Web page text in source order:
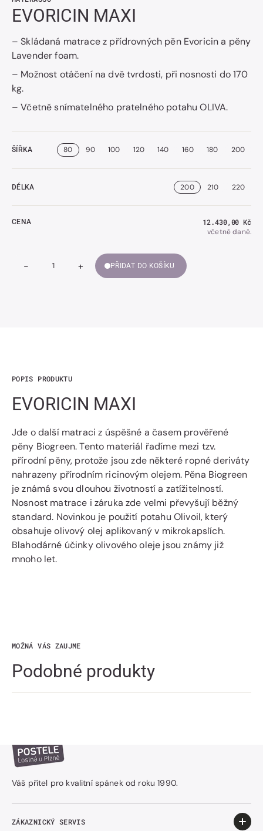
EVORICIN MAXI
– Skládaná matrace z přídrovných pěn Evoricin a pěny
Lavender foam.
– Možnost otáčení na dvě tvrdosti, při nosnosti do 170
kg.
– Včetně snímatelného pratelného potahu OLIVA.
ŠÍŘKA 80 90 100 120 140 160 180 200
DÉLKA 200 210 220
CENA Běžná
cena
12.430,00 Kč
včetně daně.
Snížit
-
Zvýšit
množství
+ PŘIDAT DO KOŠÍKU
POPIS PRODUKTU
EVORICIN MAXI
Jde o další matraci z úspěšné a časem prověřené
pěny Biogreen. Tento materiál řadíme mezi tzv.
přírodní pěny, protože jsou zde některé ropné deriváty
nahrazeny přírodním ricinovým olejem. Pěna Biogreen
je známá svou dlouhou životností a zatížitelností.
Nosnost matrace i záruka zde velmi převyšují běžný
standard. Novinkou je použití potahu Olivoil, který
obsahuje olivový olej aplikovaný v mikrokapslích.
Blahodárné účinky olivového oleje jsou známy již
mnoho let.
MOŽNÁ VÁS ZAUJME
Podobné produkty
Váš přítel pro kvalitní spánek od roku 1990.
ZÁKAZNICKÝ SERVIS